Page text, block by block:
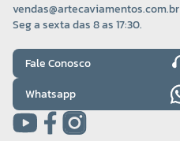
vendas@artecaviamentos.com.br
Seg a sexta das 8 as 17:30.
Fale Conosco
Whatsapp